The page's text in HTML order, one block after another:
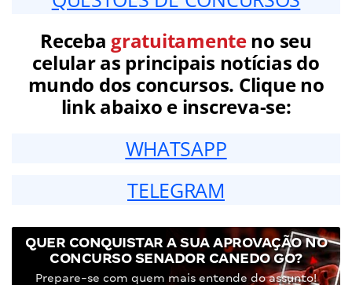
Receba gratuitamenteno seu
celular as principais notícias do
mundo dos concursos. Clique no
link abaixo e inscreva-se:
WHATSAPP
TELEGRAM
QUER CONQUISTAR A SUA APROVAÇÃO NO
CONCURSO SENADOR CANEDO GO?
Prepare-se com quem mais entende do assunto!